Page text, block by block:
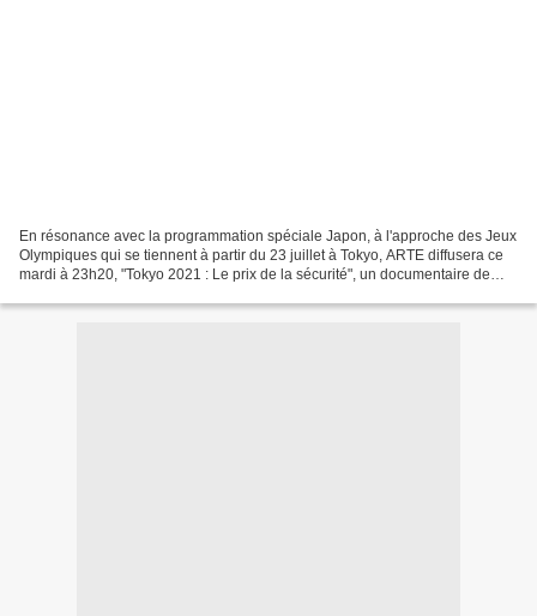
En résonance avec la programmation spéciale Japon, à l'approche des Jeux
Olympiques qui se tiennent à partir du 23 juillet à Tokyo, ARTE diffusera ce
mardi à 23h20, "Tokyo 2021 : Le prix de la sécurité", un documentaire de